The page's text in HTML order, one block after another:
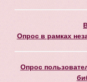
Опрос в рамках
Опрос